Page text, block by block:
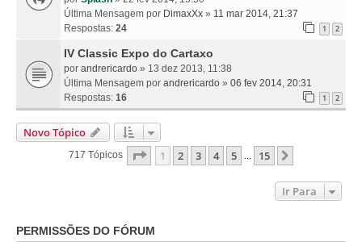
Última Mensagem por DimaxXx » 11 mar 2014, 21:37
Respostas: 24 1 2
IV Classic Expo do Cartaxo
por andrericardo » 13 dez 2013, 11:38
Última Mensagem por andrericardo » 06 fev 2014, 20:31
Respostas: 16 1 2
Novo Tópico
717 Tópicos Página De 15
1 2 3 4 5 ... 15
Ir Para
PERMISSÕES DO FÓRUM